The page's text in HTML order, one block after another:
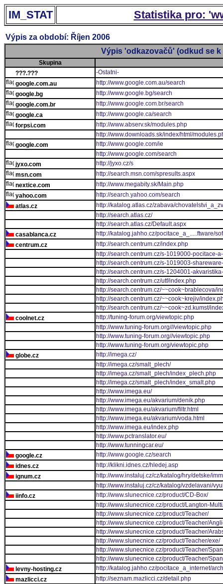
IM_STAT Statistika pro:
Výpis za období: Říjen 2006
Výpis 'odkazovačů' (odkud se k
Skupina
???.???
-Ostatni-
google.com.au
http://www.google.com.au/search
google.bg
http://www.google.bg/search
google.com.br
http://www.google.com.br/search
google.ca
http://www.google.ca/search
forpsi.com
http://www.abserv.sk/modules.php
http://www.downloads.sk/index/html/
google.com
http://www.google.com/ie
http://www.google.com/search
jyxo.com
http://jyxo.cz/s
msn.com
http://search.msn.com/spresults.aspx
nextice.com
http://www.megabity.sk/Main.php
yahoo.com
http://search.yahoo.com/search
atlas.cz
http://katalog.atlas.cz/zabava/
http://search.atlas.cz/
http://search.atlas.cz/Default.aspx
casablanca.cz
http://katalog.jahho.cz/pocitace_a_.....ftware/
centrum.cz
http://search.centrum.cz/index.php
http://search.centrum.cz/s-1019000-pocitace-
http://search.centrum.cz/s-1019003-
http://search.centrum.cz/s-1204001-
http://search.centrum.cz/utf/index.php
http://search.centrum.cz/~~cook~brablecova/
http://search.centrum.cz/~~cook~krejiv/
http://search.centrum.cz/~~cook~zd.kumst/
coolnet.cz
http://tuning-forum.org/viewtopic.php
http://www.tuning-forum.org///viewtopic.php
http://www.tuning-forum.org//viewtopic.php
http://www.tuning-forum.org/viewtopic.php
globe.cz
http://imega.cz/
http://imega.cz/smalt_plech/
http://imega.cz/smalt_plech/index_plech.php
http://imega.cz/smalt_plech/index_smalt.php
http://www.imega.eu/
http://www.imega.eu/akvarium/denik.php
http://www.imega.eu/akvarium/filtr.html
http://www.imega.eu/akvarium/voda.html
http://www.imega.eu/index.php
http://www.pctranslator.eu/
http://www.tunningcar.eu/
google.cz
http://www.google.cz/search
idnes.cz
http://klikni.idnes.cz/hledej.asp
ignum.cz
http://www.instaluj.cz/cz/katalog/hry/detske/
http://www.instaluj.cz/cz/katalog/vzdelavani/
iinfo.cz
http://www.slunecnice.cz/product/CD-Box/
http://www.slunecnice.cz/product/Langton-
http://www.slunecnice.cz/product/Teacher/
http://www.slunecnice.cz/product/Teacher/
http://www.slunecnice.cz/product/Teacher/
http://www.slunecnice.cz/product/Teacher/exe/
http://www.slunecnice.cz/product/Teacher/
http://www.slunecnice.cz/product/Teacher/
levny-hosting.cz
http://katalog.jahho.cz/pocitace_a_internet/
mazlicci.cz
http://seznam.mazlicci.cz/detail.php